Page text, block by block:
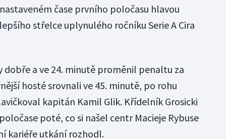
čase prvního poločasu hlavou
střelce uplynulého ročníku Serie A Cira
dobře a ve 24. minutě proměnil penaltu za
hosté srovnali ve 45. minutě, po rohu
kapitán Kamil Glik. Křídelník Grosicki
poté, co si našel centr Macieje Rybuse
kariéře utkání rozhodl.